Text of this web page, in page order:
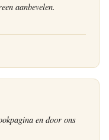
aanbevelen.
en door ons